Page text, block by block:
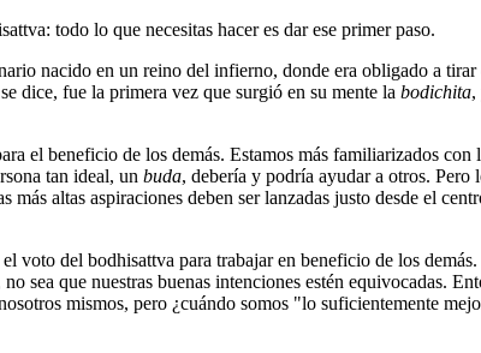
todo lo que necesitas hacer es dar ese primer paso.
nacido en un reino del infierno, donde era obligado a
dice, fue la primera vez que surgió en su mente la bodichita,
el beneficio de los demás. Estamos más familiarizados
tan ideal, un buda, debería y podría ayudar a otros. Pero
altas aspiraciones deben ser lanzadas justo desde el
voto del bodhisattva para trabajar en beneficio de los
sea que nuestras buenas intenciones estén equivocadas.
mismos, pero ¿cuándo somos "lo suficientemente